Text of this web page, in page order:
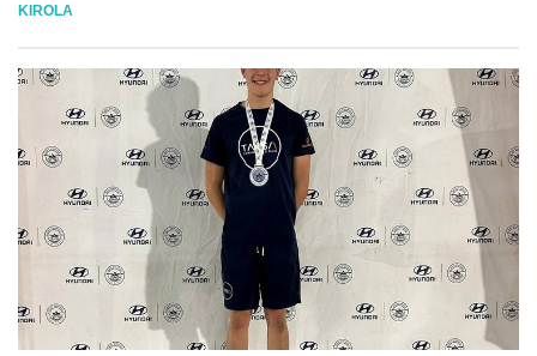
KIROLA